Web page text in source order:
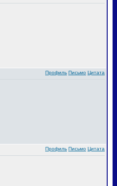
Профиль Письмо Цитата
Профиль Письмо Цитата